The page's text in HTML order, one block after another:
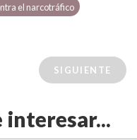
el narcotráfico
SIGUIENTE
interesar...